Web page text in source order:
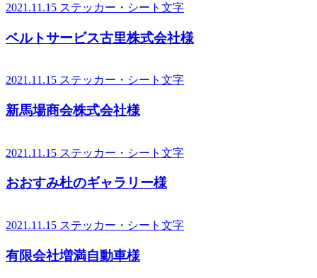
2021.11.15 ステッカー・シート文字
ベルトサービス古里株式会社様
2021.11.15 ステッカー・シート文字
新馬場商会株式会社様
2021.11.15 ステッカー・シート文字
おおすみ杜のギャラリー様
2021.11.15 ステッカー・シート文字
有限会社増満自動車様